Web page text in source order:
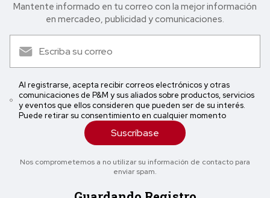
Mantente informado en tu correo con la mejor in formación
en mercadeo, publicidad y comunicaciones.
Al registrarse, acepta recibir correos electrónicos y otras
comunicaciones de P&M y sus aliados sobre productos, servicios
y eventos que ellos consideren que pueden ser de su interés.
Puede retirar su consentimiento en cualquier momento
Suscríbase
Nos comprometemos a no utilizar su información de contacto para
enviar spam.